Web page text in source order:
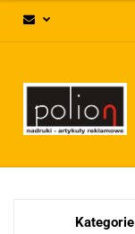
Kategorie